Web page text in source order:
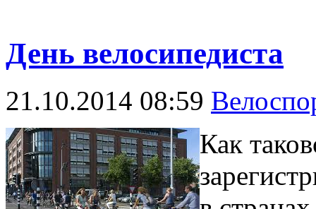
День велосипедиста
21.10.2014 08:59
Как